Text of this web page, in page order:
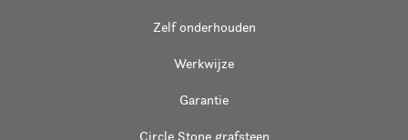
Zelf onderhouden
Werkwijze
Garantie
Circle Stone grafsteen